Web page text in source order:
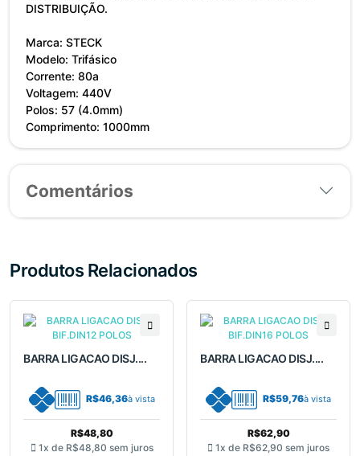
DISTRIBUIÇÃO.
Marca: STECK
Modelo: Trifásico
Corrente: 80a
Voltagem: 440V
Polos: 57 (4.0mm)
Comprimento: 1000mm
Comentários
Produtos Relacionados
BARRA LIGACAO DISJ....
R$46,36à vista
R$48,80
1x de R$48,80 sem juros
BARRA LIGACAO DISJ....
R$59,76à vista
R$62,90
1x de R$62,90 sem juros